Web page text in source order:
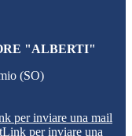
"ALBERTI"
(SO)
per inviare una mail
Link per inviare una